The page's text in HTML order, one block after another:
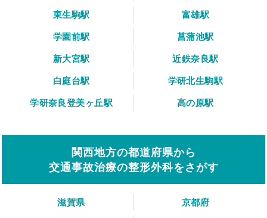
東生駒駅
富雄駅
学園前駅
菖蒲池駅
新大宮駅
近鉄奈良駅
白庭台駅
学研北生駒駅
学研奈良登美ヶ丘駅
高の原駅
関西地方の都道府県から
交通事故治療の整形外科をさがす
滋賀県
京都府